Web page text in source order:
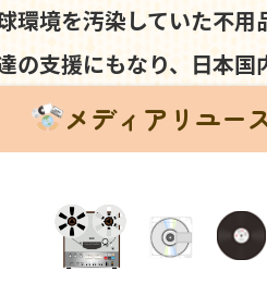
環境を汚染していた不用
支援にもなり、 日本国
メディアリユー